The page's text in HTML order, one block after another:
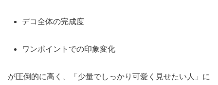
デコ全体の完成度
ワンポイントでの印象変化
が圧倒的に高く、「少量でしっかり可愛く見せたい人」に